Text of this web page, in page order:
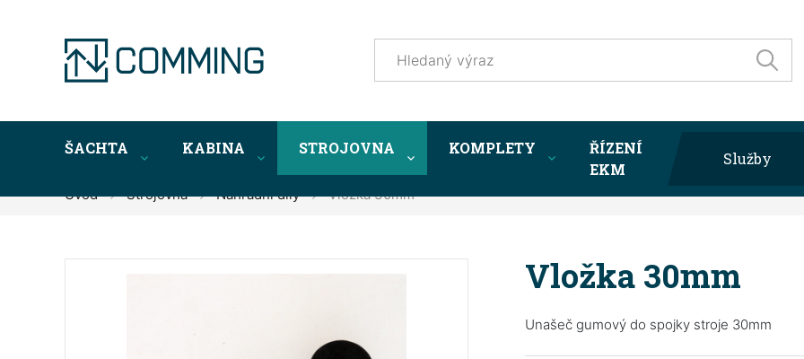
ŠACHTA KABINA STROJOVNA KOMPLETY
ŘÍZENÍ
EKM
Služby
Úvod Strojovna Náhradní díly Vložka 30mm
Vložka 30mm
Unašeč gumový do spojky stroje 30mm